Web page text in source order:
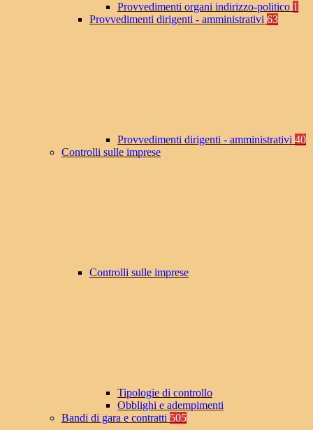
Provvedimenti organi indirizzo-politico 1
Provvedimenti dirigenti - amministrativi 63
Provvedimenti dirigenti - amministrativi 40
Controlli sulle imprese
Controlli sulle imprese
Tipologie di controllo
Obblighi e adempimenti
Bandi di gara e contratti 505